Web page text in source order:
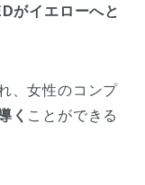
がイエローへと
、女性のコンプ
く ことができる